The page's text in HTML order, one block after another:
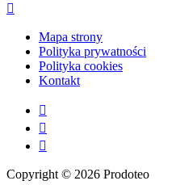

Mapa strony
Polityka prywatności
Polityka cookies
Kontakt



Copyright © 2026 Prodoteo